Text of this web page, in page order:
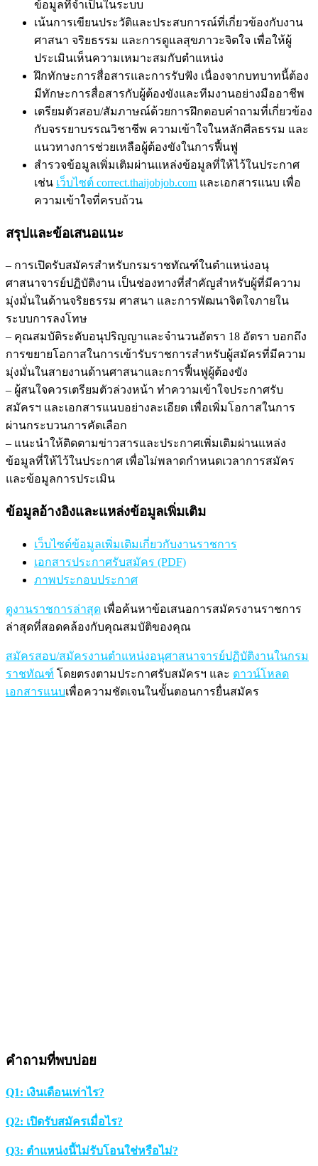
ข้อมูลที่จำเป็นในระบบ
เน้นการเขียนประวัติและประสบการณ์ที่เกี่ยวข้องกับงาน
ศาสนา จริยธรรม และการดูแลสุขภาวะจิตใจ เพื่อให้ผู้
ประเมินเห็นความเหมาะสมกับตำแหน่ง
ฝึกทักษะการสื่อสารและการรับฟัง เนื่องจากบทบาทนี้ต้อง
มีทักษะการสื่อสารกับผู้ต้องขังและทีมงานอย่างมืออาชีพ
เตรียมตัวสอบ/สัมภาษณ์ด้วยการฝึกตอบคำถามที่เกี่ยวข้อง
กับจรรยาบรรณวิชาชีพ ความเข้าใจในหลักศีลธรรม และ
แนวทางการช่วยเหลือผู้ต้องขังในการฟื้นฟู
สำรวจข้อมูลเพิ่มเติมผ่านแหล่งข้อมูลที่ให้ไว้ในประกาศ
เช่น เว็บไซต์ correct.thaijobjob.com และเอกสารแนบ เพื่อ
ความเข้าใจที่ครบถ้วน
สรุปและข้อเสนอแนะ
– การเปิดรับสมัครสำหรับกรมราชทัณฑ์ในตำแหน่งอนุ
ศาสนาจารย์ปฏิบัติงาน เป็นช่องทางที่สำคัญสำหรับผู้ที่มีความ
มุ่งมั่นในด้านจริยธรรม ศาสนา และการพัฒนาจิตใจภายใน
ระบบการลงโทษ
– คุณสมบัติระดับอนุปริญญาและจำนวนอัตรา 18 อัตรา บอกถึง
การขยายโอกาสในการเข้ารับราชการสำหรับผู้สมัครที่มีความ
มุ่งมั่นในสายงานด้านศาสนาและการฟื้นฟูผู้ต้องขัง
– ผู้สนใจควรเตรียมตัวล่วงหน้า ทำความเข้าใจประกาศรับ
สมัครฯ และเอกสารแนบอย่างละเอียด เพื่อเพิ่มโอกาสในการ
ผ่านกระบวนการคัดเลือก
– แนะนำให้ติดตามข่าวสารและประกาศเพิ่มเติมผ่านแหล่ง
ข้อมูลที่ให้ไว้ในประกาศ เพื่อไม่พลาดกำหนดเวลาการสมัคร
และข้อมูลการประเมิน
ข้อมูลอ้างอิงและแหล่งข้อมูลเพิ่มเติม
เว็บไซต์ข้อมูลเพิ่มเติมเกี่ยวกับงานราชการ
เอกสารประกาศรับสมัคร (PDF)
ภาพประกอบประกาศ
ดูงานราชการล่าสุด เพื่อค้นหาข้อเสนอการสมัครงานราชการ
ล่าสุดที่สอดคล้องกับคุณสมบัติของคุณ
สมัครสอบ/สมัครงานตำแหน่งอนุศาสนาจารย์ปฏิบัติงานในกรม
ราชทัณฑ์ โดยตรงตามประกาศรับสมัครฯ และ ดาวน์โหลด
เอกสารแนบเพื่อความชัดเจนในขั้นตอนการยื่นสมัคร
คำถามที่พบบ่อย
Q1: เงินเดือนเท่าไร?
Q2: เปิดรับสมัครเมื่อไร?
Q3: ตำแหน่งนี้ไม่รับโอนใช่หรือไม่?